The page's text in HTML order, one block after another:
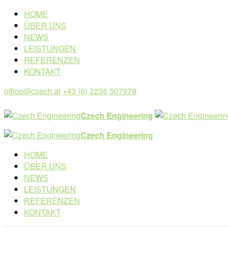
HOME
ÜBER UNS
NEWS
LEISTUNGEN
REFERENZEN
KONTAKT
office@czech.at +43 (0) 2236 507979
Czech Engineering
Czech Engineering
HOME
ÜBER UNS
NEWS
LEISTUNGEN
REFERENZEN
KONTAKT